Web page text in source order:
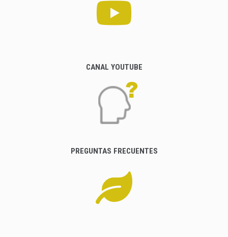
CANAL YOUTUBE
PREGUNTAS FRECUENTES